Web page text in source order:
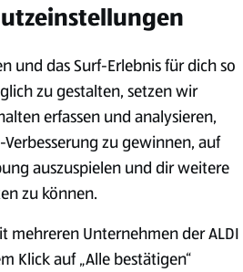
und das Surf-Erlebnis für dich so
zu gestalten, setzen wir
erfassen und analysieren,
zu gewinnen, auf
auszuspielen und dir weitere
zu können.
mehreren Unternehmen der ALDI
Klick auf „Alle bestätigen“